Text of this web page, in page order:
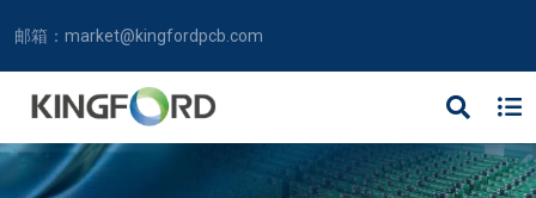
邮箱： market@kingfordpcb.com